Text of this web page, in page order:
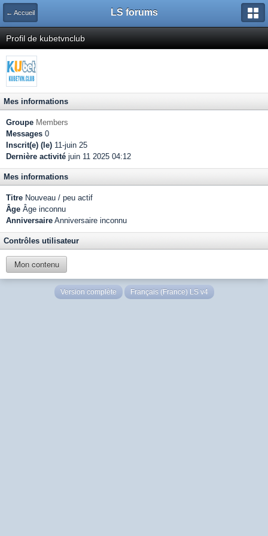
← Accueil LS forums
Profil de kubetvnclub
Mes informations
Groupe Members
Messages 0
Inscrit(e) (le) 11-juin 25
Dernière activité juin 11 2025 04:12
Mes informations
Titre Nouveau / peu actif
Âge Âge inconnu
Anniversaire Anniversaire inconnu
Contrôles utilisateur
Mon contenu
Version complète Français (France) LS v4